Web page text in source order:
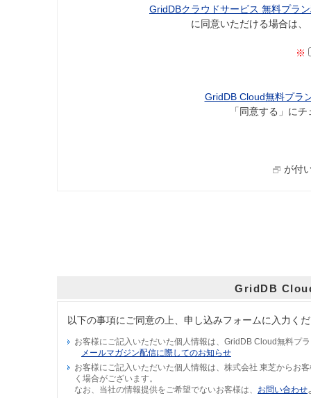
GridDBクラウドサービス 無料プラ
に同意いただける場合は
※
GridDB Cloud無料プラ
「同意する」に
が付
GridDB
以下の事項にご同意の上、申し込みフォームに入力く
お客様にご記入いただいた個人情報は、GridDB Cloud無料プ
メールマガジン配信に際してのお知らせ
お客様にご記入いただいた個人情報は、株式会社 東芝からお
く場合がございます。
なお、当社の情報提供をご希望でないお客様は、 お問い合わせ